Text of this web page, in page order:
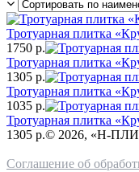
Тротуарная плитка
1750 р.
Тротуарная плитка
1305 р.
Тротуарная плитка
1035 р.
Тротуарная плитка
1305 р.© 2026, «Н-
Соглашение об